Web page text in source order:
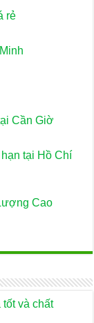
rẻ
Cần Giờ
tại Hồ Chí
Cao
tốt và chất